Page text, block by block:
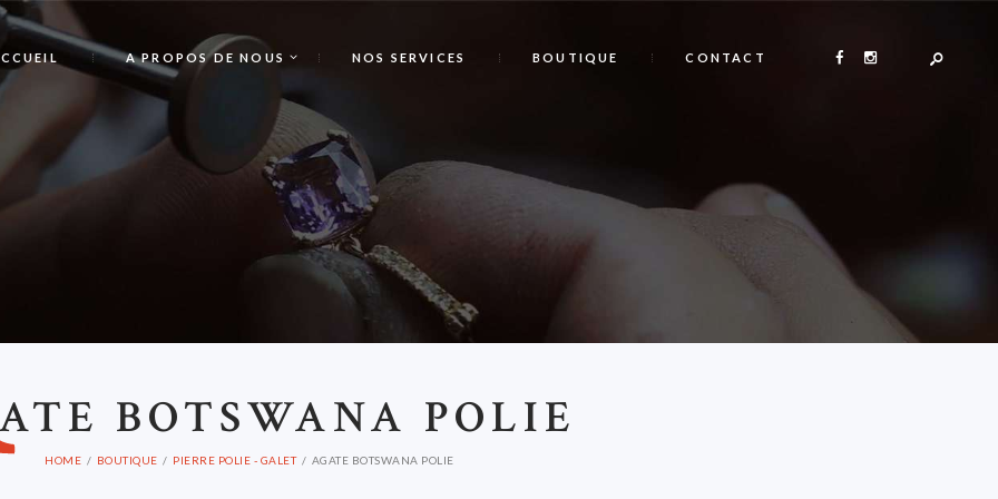
A PROPOS DE NOUS NOS SERVICES BOUTIQUE CONTACT
BOTSWANA POLIE
HOME BOUTIQUE PIERRE POLIE - GALET AGATE BOTSWANA POLIE